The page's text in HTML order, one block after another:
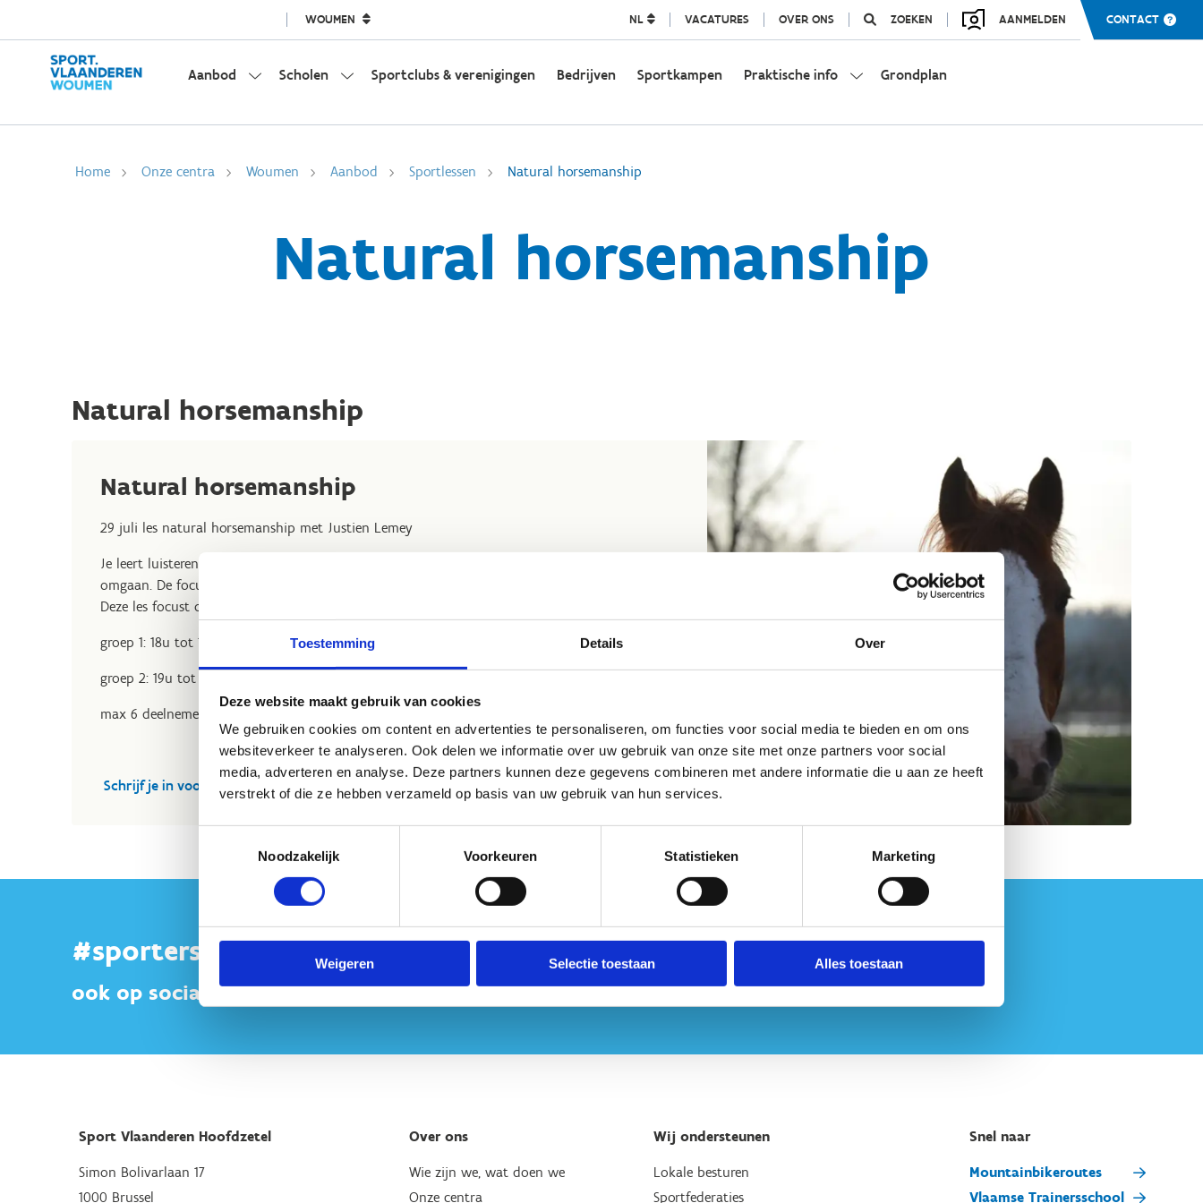
Toestemming Details Over
Deze website maakt gebruik van cookies
We gebruiken cookies om content en advertenties te personaliseren, om functies voor social media te bieden en om ons
websiteverkeer te analyseren. Ook delen we informatie over uw gebruik van onze site met onze partners voor social
media, adverteren en analyse. Deze partners kunnen deze gegevens combineren met andere informatie die u aan ze heeft
verstrekt of die ze hebben verzameld op basis van uw gebruik van hun services.
Noodzakelijk
Voorkeuren Statistieken Marketing
Weigeren Selectie toestaan Alles toestaan
WOUMEN NL VACATURES OVER ONS ZOEKEN AANMELDEN CONTACT
Aanbod Scholen Sportclubs & verenigingen Bedrijven Sportkampen Praktische info Grondplan
Home Onze centra Woumen Aanbod Sportlessen Natural horsemanship
Natural horsemanship
Natural horsemanship
Natural horsemanship
29 juli les natural horsemanship met Justien Lemey
Je leert luisteren naar je paard / pony en op een natuurlijke manier met paard of pony
omgaan. De focus ligt niet op rijden maar wel op de connectie en communicatie met paarden.
Deze les focust op schriktraining en leidoefeningen.
groep 1: 18u tot 19u
groep 2: 19u tot 20u
max 6 deelnemers per groep
Schrijf je in voor de les natural horsemanship
#sportersbelevenmeer
ook op sociale media
Sport Vlaanderen Hoofdzetel
Simon Bolivarlaan 17
1000 Brussel
Over ons
Wie zijn we, wat doen we
Onze centra
Wij ondersteunen
Lokale besturen
Sportfederaties
Snel naar
Mountainbikeroutes
Vlaamse Trainersschool